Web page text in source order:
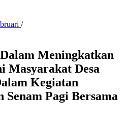
/
Meningkatkan
Masyarakat Desa
Kegiatan
Senam Pagi Bersama